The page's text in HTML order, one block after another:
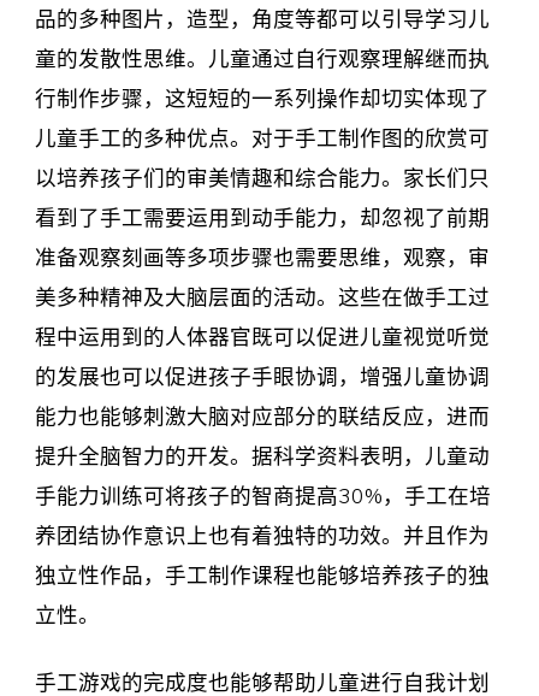
品的多种图片，造型，角度等都可以引导学习儿
童的发散性思维。儿童通过自行观察理解继而执
行制作步骤，这短短的一系列操作却切实体现了
儿童手工的多种优点。对于手工制作图的欣赏可
以培养孩子们的审美情趣和综合能力。家长们只
看到了手工需要运用到动手能力，却忽视了前期
准备观察刻画等多项步骤也需要思维，观察，审
美多种精神及大脑层面的活动。这些在做手工过
程中运用到的人体器官既可以促进儿童视觉听觉
的发展也可以促进孩子手眼协调，增强儿童协调
能力也能够刺激大脑对应部分的联结反应，进而
提升全脑智力的开发。据科学资料表明，儿童动
手能力训练可将孩子的智商提高30%，手工在培
养团结协作意识上也有着独特的功效。并且作为
独立性作品，手工制作课程也能够培养孩子的独
立性。
手工游戏的完成度也能够帮助儿童进行自我计划